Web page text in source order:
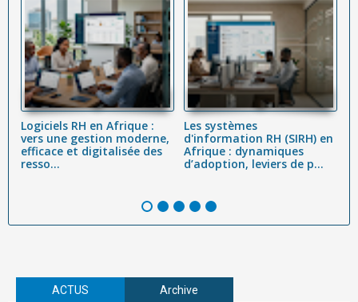
Logiciels RH en Afrique :
vers une gestion moderne,
efficace et digitalisée des
resso...
Les systèmes
d'information RH (SIRH) en
Afrique : dynamiques
d’adoption, leviers de p...
ACTUS Archive